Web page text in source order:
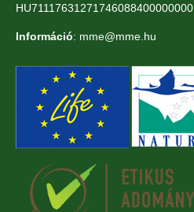
HU71117631271746088400000000
Információ: mme@mme.hu